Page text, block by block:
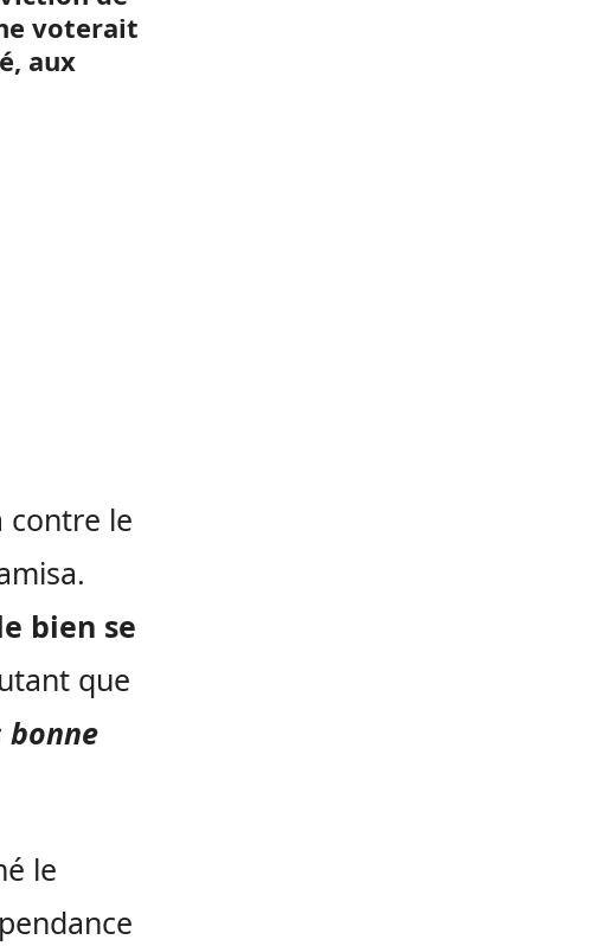
voterait
aux
contre le
bien se
que
bonne
le